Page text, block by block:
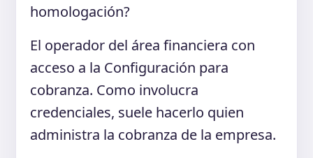
homologación?
El operador del área financiera con
acceso a la Configuración para
cobranza. Como involucra
credenciales, suele hacerlo quien
administra la cobranza de la empresa.